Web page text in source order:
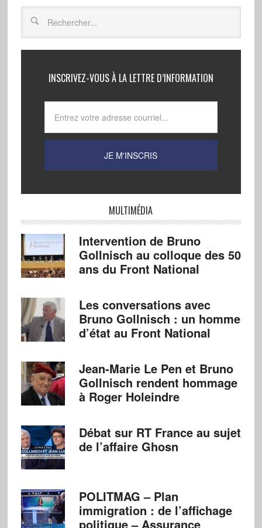
INSCRIVEZ-VOUS À LA LETTRE D’INFORMATION
MULTIMÉDIA
Intervention de Bruno
Gollnisch au colloque des 50
ans du Front National
Les conversations avec
Bruno Gollnisch : un homme
d’état au Front National
Jean-Marie Le Pen et Bruno
Gollnisch rendent hommage
à Roger Holeindre
Débat sur RT France au sujet
de l’affaire Ghosn
POLITMAG – Plan
immigration : de l’affichage
politique – Assurance